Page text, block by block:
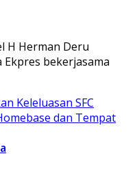
H Herman Deru
bekerjasama